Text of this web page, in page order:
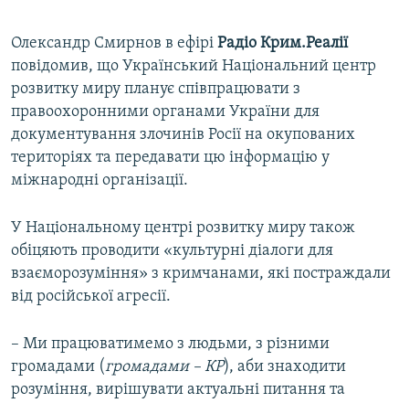
Олександр Смирнов в ефірі Радіо Крим.Реалії
повідомив, що Український Національний центр
розвитку миру планує співпрацювати з
правоохоронними органами України для
документування злочинів Росії на окупованих
територіях та передавати цю інформацію у
міжнародні організації.
У Національному центрі розвитку миру також
обіцяють проводити «культурні діалоги для
взаєморозуміння» з кримчанами, які постраждали
від російської агресії.
– Ми працюватимемо з людьми, з різними
громадами (громадами – КР), аби знаходити
розуміння, вирішувати актуальні питання та